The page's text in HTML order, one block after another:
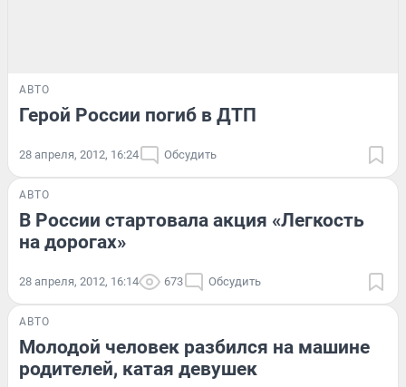
АВТО
Герой России погиб в ДТП
28 апреля, 2012, 16:24 Обсудить
АВТО
В России стартовала акция «Легкость
на дорогах»
28 апреля, 2012, 16:14 673 Обсудить
АВТО
Молодой человек разбился на машине
родителей, катая девушек